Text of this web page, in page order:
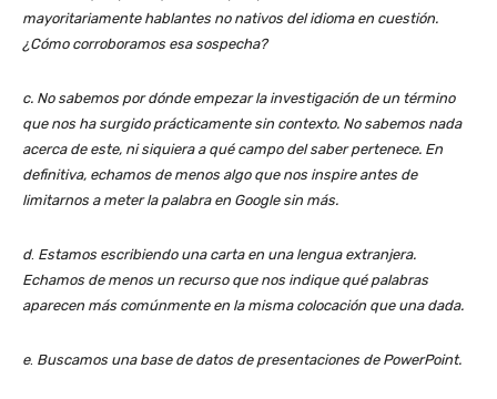
mayoritariamente hablantes no nativos del idioma en cuestión.
¿Cómo corroboramos esa sospecha?
c. No sabemos por dónde empezar la investigación de un término
que nos ha surgido prácticamente sin contexto. No sabemos nada
acerca de este, ni siquiera a qué campo del saber pertenece. En
definitiva, echamos de menos algo que nos inspire antes de
limitarnos a meter la palabra en Google sin más.
d. Estamos escribiendo una carta en una lengua extranjera.
Echamos de menos un recurso que nos indique qué palabras
aparecen más comúnmente en la misma colocación que una dada.
e. Buscamos una base de datos de presentaciones de PowerPoint.